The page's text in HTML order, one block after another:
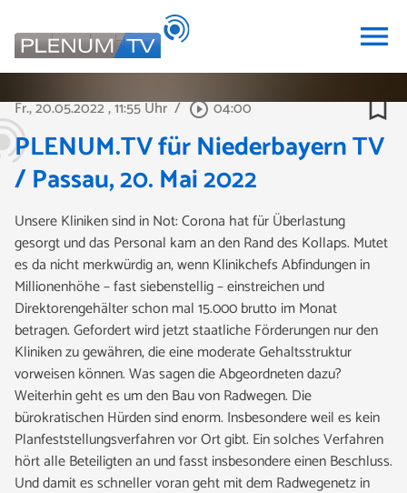
menu
Fr., 20.05.2022, 11:55 Uhr / play_circle_outline04:00 bookmark_border
PLENUM.TV für Niederbayern TV
/ Passau, 20. Mai 2022
Unsere Kliniken sind in Not: Corona hat für Überlastung
gesorgt und das Personal kam an den Rand des Kollaps. Mutet
es da nicht merkwürdig an, wenn Klinikchefs Abfindungen in
Millionenhöhe – fast siebenstellig – einstreichen und
Direktorengehälter schon mal 15.000 brutto im Monat
betragen. Gefordert wird jetzt staatliche Förderungen nur den
Kliniken zu gewähren, die eine moderate Gehaltsstruktur
vorweisen können. Was sagen die Abgeordneten dazu?
Weiterhin geht es um den Bau von Radwegen. Die
bürokratischen Hürden sind enorm. Insbesondere weil es kein
Planfeststellungsverfahren vor Ort gibt. Ein solches Verfahren
hört alle Beteiligten an und fasst insbesondere einen Beschluss.
Und damit es schneller voran geht mit dem Radwegenetz in